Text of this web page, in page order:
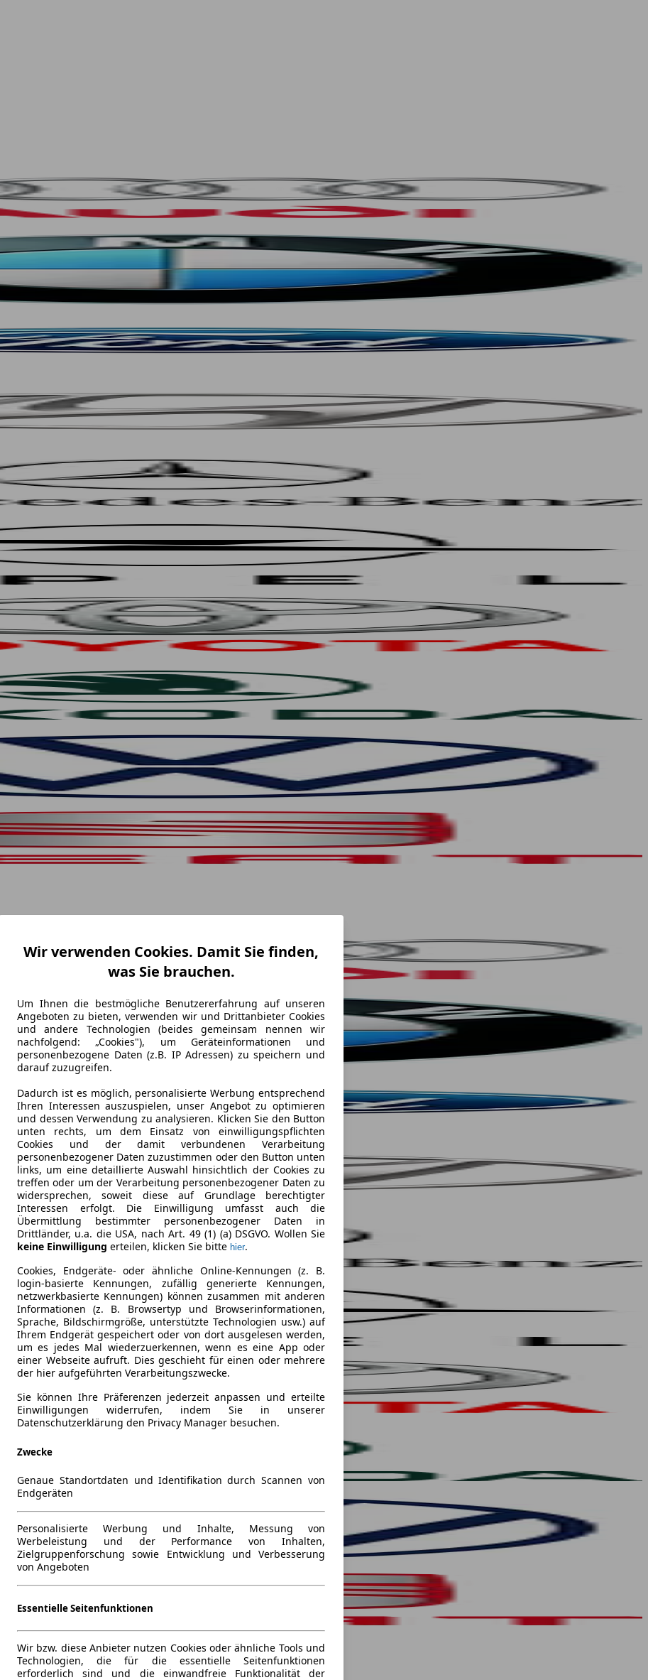
Wir verwenden Cookies. Damit Sie finden,
was Sie brauchen.
Um Ihnen die bestmögliche Benutzererfahrung auf unseren
Angeboten zu bieten, verwenden wir und Drittanbieter Cookies
und andere Technologien (beides gemeinsam nennen wir
nachfolgend: „Cookies"), um Geräteinformationen und
personenbezogene Daten (z.B. IP Adressen) zu speichern und
darauf zuzugreifen.
Dadurch ist es möglich, personalisierte Werbung entsprechend
Ihren Interessen auszuspielen, unser Angebot zu optimieren
und dessen Verwendung zu analysieren. Klicken Sie den Button
unten rechts, um dem Einsatz von einwilligungspflichten
Cookies und der damit verbundenen Verarbeitung
personenbezogener Daten zuzustimmen oder den Button unten
links, um eine detaillierte Auswahl hinsichtlich der Cookies zu
treffen oder um der Verarbeitung personenbezogener Daten zu
widersprechen, soweit diese auf Grundlage berechtigter
Interessen erfolgt. Die Einwilligung umfasst auch die
Übermittlung bestimmter personenbezogener Daten in
Drittländer, u.a. die USA, nach Art. 49 (1) (a) DSGVO. Wollen Sie
keine Einwilligung erteilen, klicken Sie bitte hier.
Cookies, Endgeräte- oder ähnliche Online-Kennungen (z. B.
login-basierte Kennungen, zufällig generierte Kennungen,
netzwerkbasierte Kennungen) können zusammen mit anderen
Informationen (z. B. Browsertyp und Browserinformationen,
Sprache, Bildschirmgröße, unterstützte Technologien usw.) auf
Ihrem Endgerät gespeichert oder von dort ausgelesen werden,
um es jedes Mal wiederzuerkennen, wenn es eine App oder
einer Webseite aufruft. Dies geschieht für einen oder mehrere
der hier aufgeführten Verarbeitungszwecke.
Sie können Ihre Präferenzen jederzeit anpassen und erteilte
Einwilligungen widerrufen, indem Sie in unserer
Datenschutzerklärung den Privacy Manager besuchen.
Zwecke
Genaue Standortdaten und Identifikation durch Scannen von
Endgeräten
Personalisierte Werbung und Inhalte, Messung von
Werbeleistung und der Performance von Inhalten,
Zielgruppenforschung sowie Entwicklung und Verbesserung
von Angeboten
Essentielle Seitenfunktionen
Wir bzw. diese Anbieter nutzen Cookies oder ähnliche Tools und
Technologien, die für die essentielle Seitenfunktionen
erforderlich sind und die einwandfreie Funktionalität der